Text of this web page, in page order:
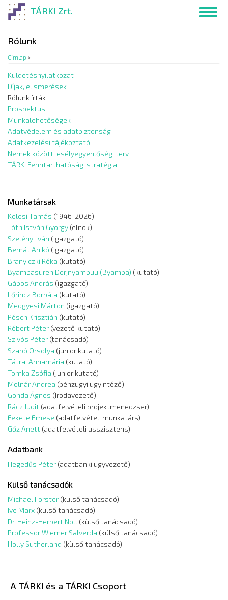
Ugrás
TÁRKI Zrt.
Rólunk
Címlap >
Küldetésnyilatkozat
Díjak, elismerések
Rólunk írták
Prospektus
Munkalehetőségek
Adatvédelem és adatbiztonság
Adatkezelési tájékoztató
Nemek közötti esélyegyenlőségi terv
TÁRKI Fenntarthatósági stratégia
Munkatársak
Kolosi Tamás (1946-2026)
Tóth István György (elnök)
Szelényi Iván (igazgató)
Bernát Anikó (igazgató)
Branyiczki Réka (kutató)
Byambasuren Dorjnyambuu (Byamba) (kutató)
Gábos András (igazgató)
Lőrincz Borbála (kutató)
Medgyesi Márton (igazgató)
Pósch Krisztián (kutató)
Róbert Péter (vezető kutató)
Szivós Péter (tanácsadó)
Szabó Orsolya (junior kutató)
Tátrai Annamária (kutató)
Tomka Zsófia (junior kutató)
Molnár Andrea (pénzügyi ügyintéző)
Gonda Ágnes (Irodavezető)
Rácz Judit (adatfelvételi projektmenedzser)
Fekete Emese (adatfelvételi munkatárs)
Gőz Anett (adatfelvételi asszisztens)
Adatbank
Hegedűs Péter (adatbanki ügyvezető)
Külső tanácsadók
Michael Förster (külső tanácsadó)
Ive Marx (külső tanácsadó)
Dr. Heinz-Herbert Noll (külső tanácsadó)
Professor Wiemer Salverda (külső tanácsadó)
Holly Sutherland (külső tanácsadó)
A TÁRKI és a TÁRKI Csoport